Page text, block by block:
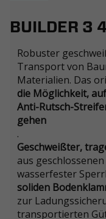
BUILDER 3
Robuster
Transport von
Materialien. Das
die Möglichkeit,
Anti-Rutsch-
gehen
.
Geschweißter,
aus
wasserfester
soliden
zur
transportierten